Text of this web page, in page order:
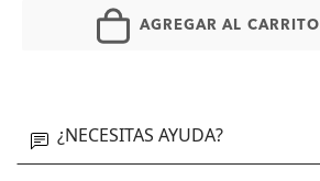
AGREGAR AL CARRITO
¿NECESITAS AYUDA?